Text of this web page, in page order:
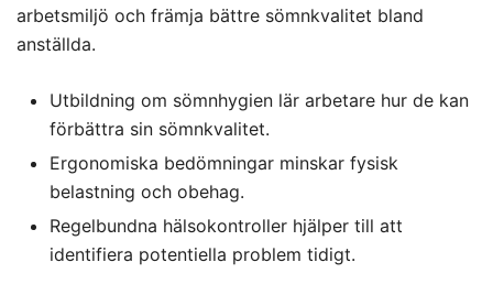
arbetsmiljö och främja bättre sömnkvalitet bland
anställda.
Utbildning om sömnhygien lär arbetare hur de kan
förbättra sin sömnkvalitet.
Ergonomiska bedömningar minskar fysisk
belastning och obehag.
Regelbundna hälsokontroller hjälper till att
identifiera potentiella problem tidigt.